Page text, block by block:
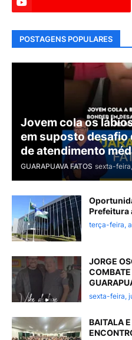
POSTAGENS POPULARES
Jovem cola os
em suposto desafio
de atendimento
GUARAPUAVA FATOS sexta-
Prefeitura
terça-feira,
JORGE
COMBATE
sexta-feira,
BAITALA